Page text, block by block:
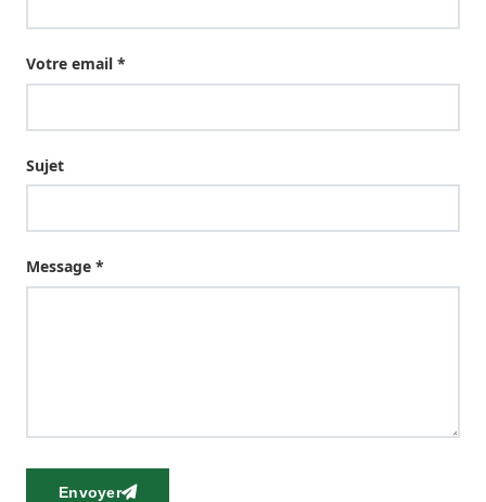
Votre email *
Sujet
Message *
Envoyer